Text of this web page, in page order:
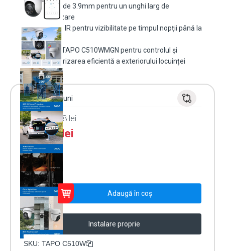
Lentilă de 3.9mm pentru un unghi larg de
vizualizare
Funcție IR pentru vizibilitate pe timpul nopții până la
30m
Model TAPO C510WMGN pentru controlul și
monitorizarea eficientă a exteriorului locuinței
Garanție 24 luni
PRP:276.98lei
220.00lei
În stoc
Cantitate
Camera
de
supraveghere
exterior
TP-
Adaugă în coș
Instalare proprie
SKU: TAPO C510W